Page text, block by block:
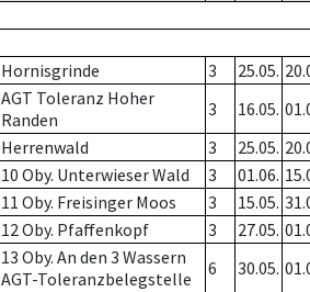
Hornisgrinde 3 25.05.
AGT Toleranz Hoher
Randen
3 16.05.
Herrenwald 3 25.05.
10 Oby. Unterwieser Wald 3 01.06.
11 Oby. Freisinger Moos 3 15.05.
12 Oby. Pfaffenkopf 3 27.05.
13 Oby. An den 3 Wassern
AGT-Toleranzbelegstelle
6 30.05.